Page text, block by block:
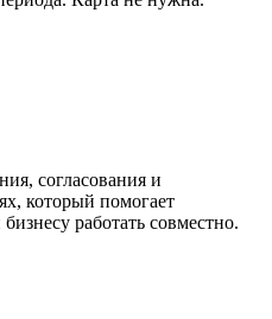
согласования и
который помогает
работать совместно.